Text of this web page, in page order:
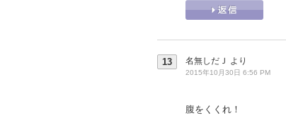
13 名無しだＪ より
2015年10月30日 6:56 PM
腹をくくれ！